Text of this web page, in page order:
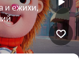
и ежихи,